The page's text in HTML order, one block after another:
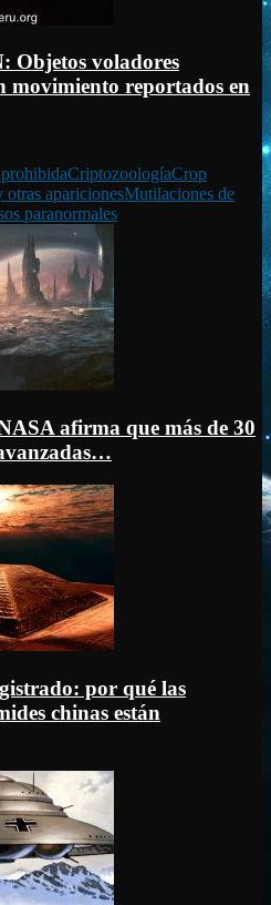
Objetos voladores
movimiento reportados en
CriptozoologíaCrop
otras aparicionesMutilaciones de
paranormales
afirma que más de 30
por qué las
chinas están